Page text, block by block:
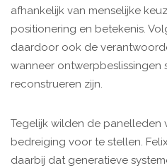
afhankelijk van menselijke
positionering en betekenis.
daardoor ook de
wanneer ontwerpbeslissingen
reconstrueren zijn.
Tegelijk wilden de panelleden
bedreiging voor te stellen.
daarbij dat generatieve